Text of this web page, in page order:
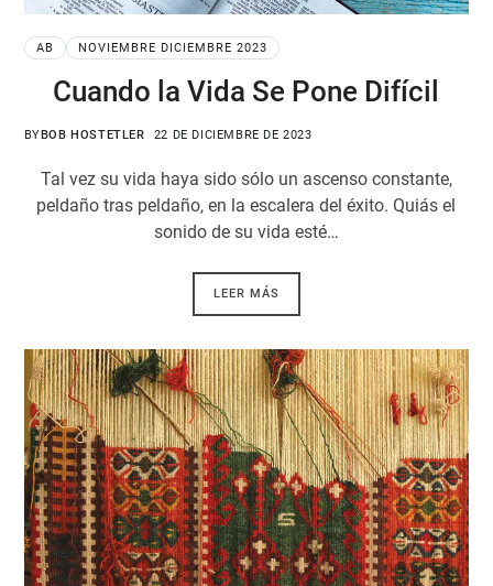
AB NOVIEMBRE DICIEMBRE 2023
Cuando la Vida Se Pone Difícil
BYBOB HOSTETLER 22 DE DICIEMBRE DE 2023
Tal vez su vida haya sido sólo un ascenso constante,
peldaño tras peldaño, en la escalera del éxito. Quiás el
sonido de su vida esté…
LEER MÁS